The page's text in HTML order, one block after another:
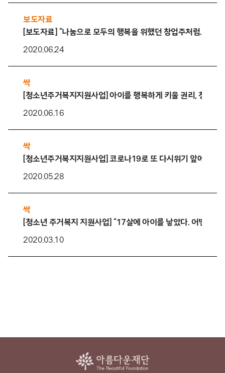
보도자료
[보도자료] “나눔으로 모두의 행복을 위했던 창업주처럼..”㈜
2020.06.24
싹
[청소년주거복지지원사업] 아이를 행복하게 키울 권리, 청소년
2020.06.16
싹
[청소년주거복지지원사업] 코로나19로 또 다시위기 앞에선 양
2020.05.28
싹
[청소년 주거복지 지원사업] “17살에 아이를 낳았다. 어떻게 해
2020.03.10